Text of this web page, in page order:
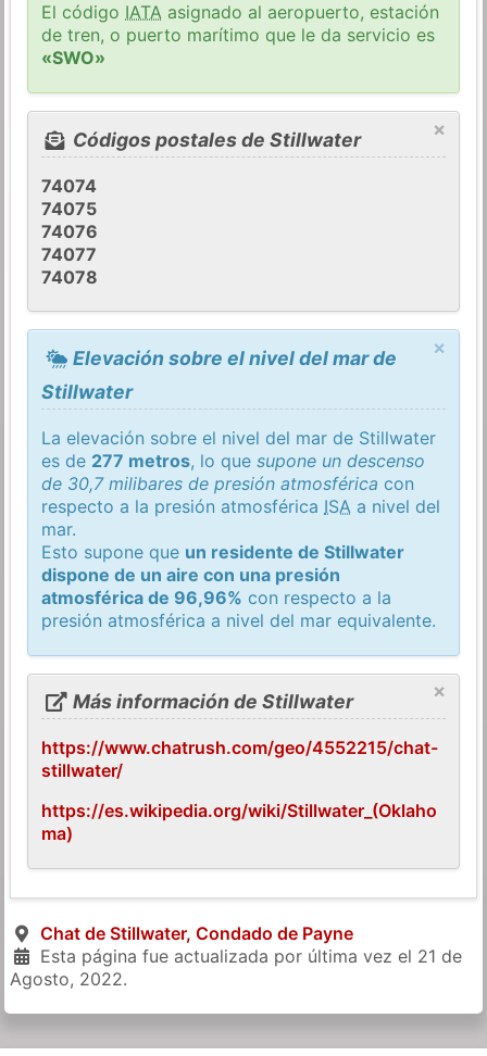
El código IATA asignado al aeropuerto, estación
de tren, o puerto marítimo que le da servicio es
«SWO»
×
Códigos postales de Stillwater
74074
74075
74076
74077
74078
×
Elevación sobre el nivel del mar de
Stillwater
La elevación sobre el nivel del mar de Stillwater
es de 277 metros, lo quesupone un descenso
de 30,7 milibares de presión atmosférica con
respecto a la presión atmosférica ISA a nivel del
mar.
Esto supone que un residente de Stillwater
dispone de un aire con una presión
atmosférica de 96,96% con respecto a la
presión atmosférica a nivel del mar equivalente.
×
Más información de Stillwater
https://www.chatrush.com/geo/4552215/chat-
stillwater/
https://es.wikipedia.org/wiki/Stillwater_(Oklaho
ma)
Chat de Stillwater, Condado de Payne
Esta página fue actualizada por última vez el 21 de
Agosto, 2022.